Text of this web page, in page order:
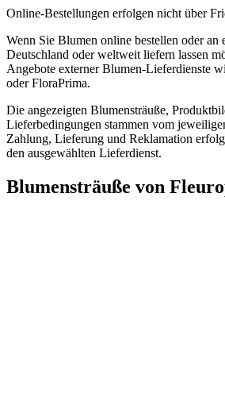
Online-Bestellungen erfolgen nicht über
Wenn Sie Blumen online bestellen oder an
Deutschland oder weltweit liefern lassen
Angebote externer Blumen-Lieferdienste
oder FloraPrima.
Die angezeigten Blumensträuße,
Lieferbedingungen stammen vom
Zahlung, Lieferung und Reklamation
den ausgewählten Lieferdienst.
Blumensträuße von